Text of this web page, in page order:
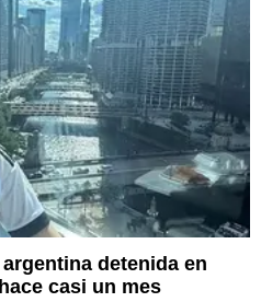
detenida en
casi un mes